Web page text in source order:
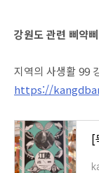
강원도 관련 삐약
지역의 사생활 99
https://